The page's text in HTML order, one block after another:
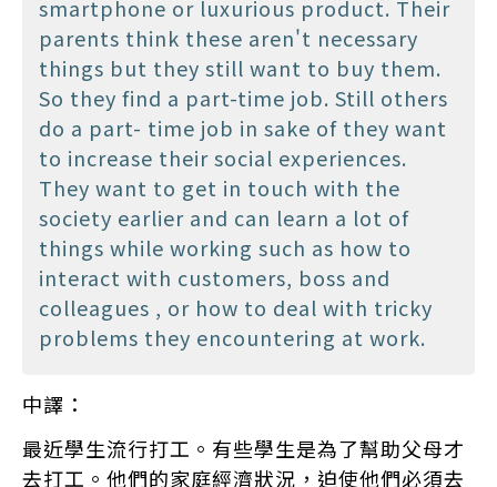
smartphone or luxurious product. Their
parents think these aren't necessary
things but they still want to buy them.
So they find a part-time job. Still others
do a part- time job in sake of they want
to increase their social experiences.
They want to get in touch with the
society earlier and can learn a lot of
things while working such as how to
interact with customers, boss and
colleagues , or how to deal with tricky
problems they encountering at work.
中譯：
最近學生流行打工。有些學生是為了幫助父母才
去打工。他們的家庭經濟狀況，迫使他們必須去